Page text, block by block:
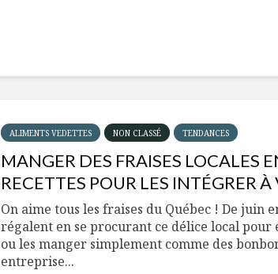
ALIMENTS VEDETTES NON CLASSÉ TENDANCES
MANGER DES FRAISES LOCALES
RECETTES POUR LES INTÉGRER
On aime tous les fraises du Québec ! De juin
régalent en se procurant ce délice local pour
ou les manger simplement comme des
entreprise...